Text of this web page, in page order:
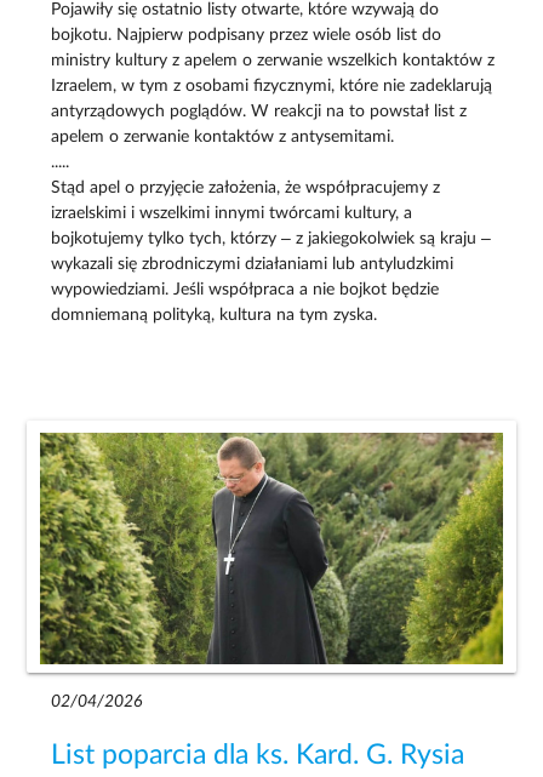
Pojawiły się ostatnio listy otwarte, które wzywają do
bojkotu. Najpierw podpisany przez wiele osób list do
ministry kultury z apelem o zerwanie wszelkich kontaktów z
Izraelem, w tym z osobami fizycznymi, które nie zadeklarują
antyrządowych poglądów. W reakcji na to powstał list z
apelem o zerwanie kontaktów z antysemitami.
.....
Stąd apel o przyjęcie założenia, że współpracujemy z
izraelskimi i wszelkimi innymi twórcami kultury, a
bojkotujemy tylko tych, którzy – z jakiegokolwiek są kraju –
wykazali się zbrodniczymi działaniami lub antyludzkimi
wypowiedziami. Jeśli współpraca a nie bojkot będzie
domniemaną polityką, kultura na tym zyska.
02/04/2026
List poparcia dla ks. Kard. G. Rysia